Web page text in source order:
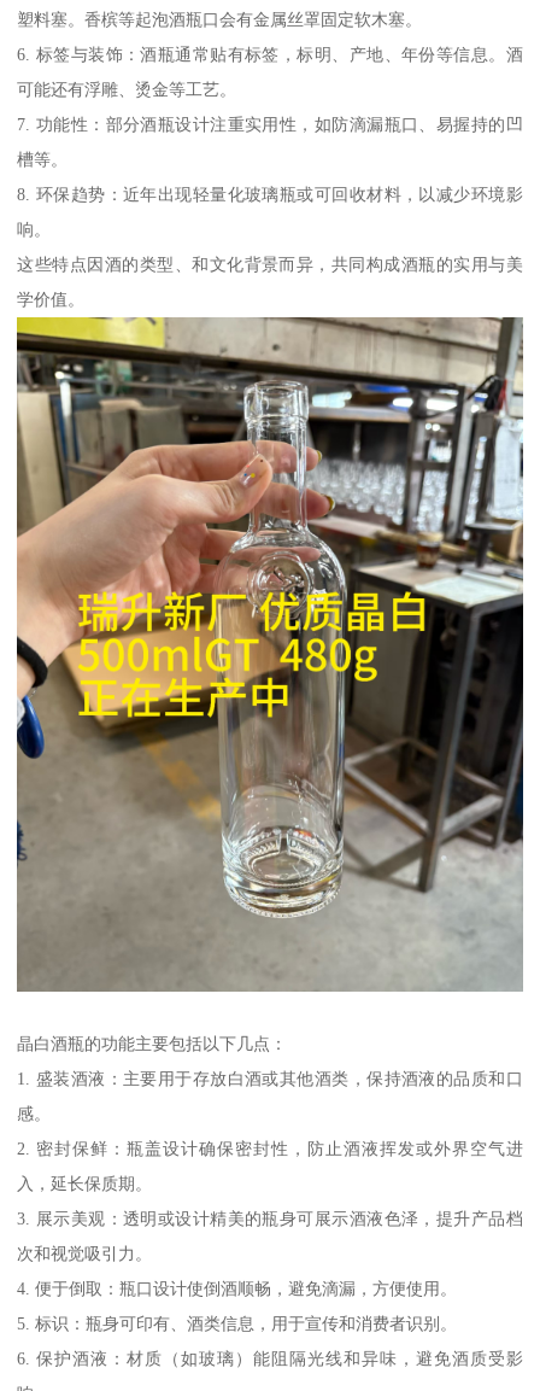
塑料塞。香槟等起泡酒瓶口会有金属丝罩固定软木塞。
6. 标签与装饰：酒瓶通常贴有标签，标明、产地、年份等信息。酒
可能还有浮雕、烫金等工艺。
7. 功能性：部分酒瓶设计注重实用性，如防滴漏瓶口、易握持的凹
槽等。
8. 环保趋势：近年出现轻量化玻璃瓶或可回收材料，以减少环境影
响。
这些特点因酒的类型、和文化背景而异，共同构成酒瓶的实用与美
学价值。
晶白酒瓶的功能主要包括以下几点：
1. 盛装酒液：主要用于存放白酒或其他酒类，保持酒液的品质和口
感。
2. 密封保鲜：瓶盖设计确保密封性，防止酒液挥发或外界空气进
入，延长保质期。
3. 展示美观：透明或设计精美的瓶身可展示酒液色泽，提升产品档
次和视觉吸引力。
4. 便于倒取：瓶口设计使倒酒顺畅，避免滴漏，方便使用。
5. 标识：瓶身可印有、酒类信息，用于宣传和消费者识别。
6. 保护酒液：材质（如玻璃）能阻隔光线和异味，避免酒质受影